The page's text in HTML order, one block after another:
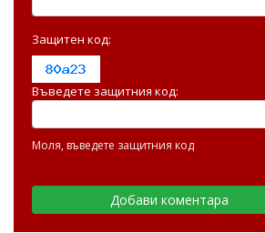
Защитен код:
Въведете защитния код:
Моля, въведете защитния код